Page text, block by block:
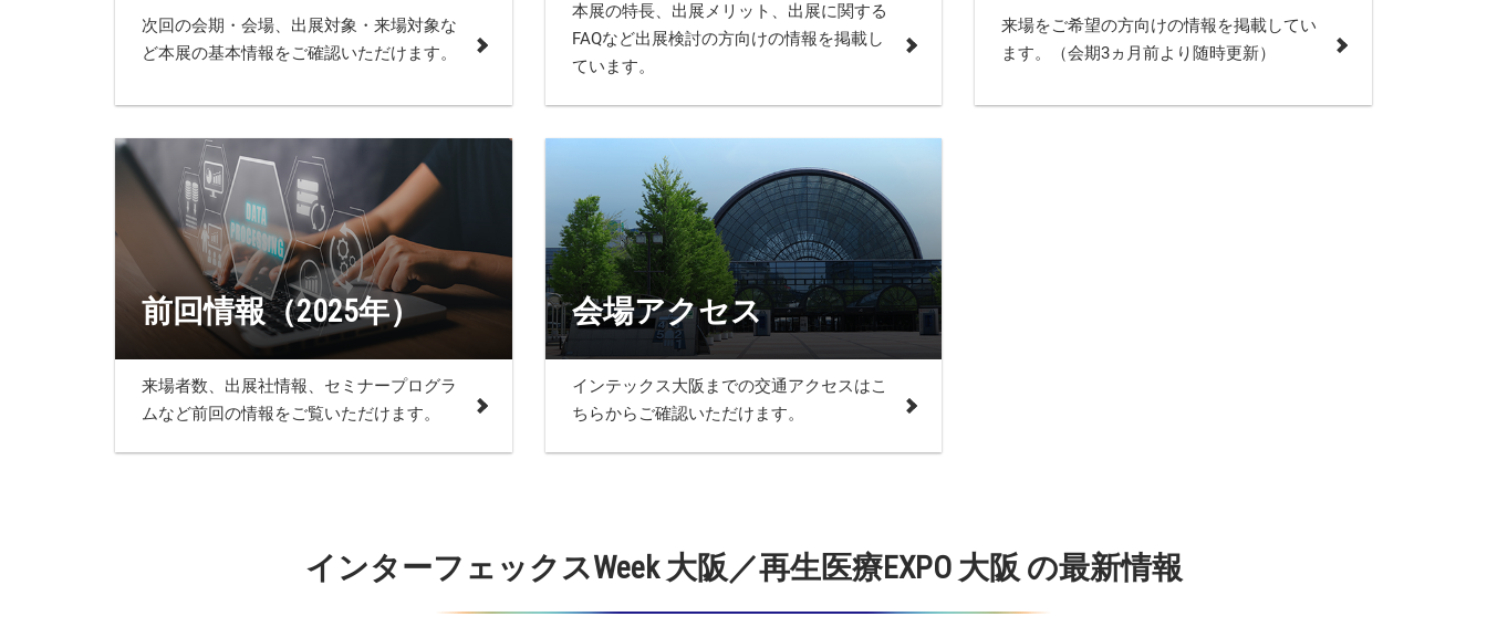
次回の会期・会場、出展対象・来場対象な
ど本展の基本情報をご確認いただけます。
本展の特長、出展メリット、出展に関する
FAQなど出展検討の方向けの情報を掲載し
ています。
来場をご希望の方向けの情報を掲載してい
ます。（会期3ヵ月前より随時更新）
前回情報（2025年）
来場者数、出展社情報、セミナープログラ
ムなど前回の情報をご覧いただけます。
会場アクセス
インテックス大阪までの交通アクセスはこ
ちらからご確認いただけます。
インターフェックスWeek 大阪／再生医療EXPO 大阪 の最新情報